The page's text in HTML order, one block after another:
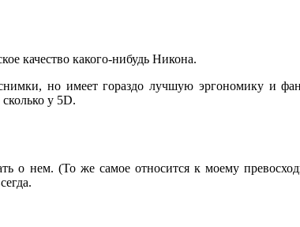
качество какого-нибудь Никона.
но имеет гораздо лучшую эргономику и
у 5D.
о нем. (То же самое относится к моему